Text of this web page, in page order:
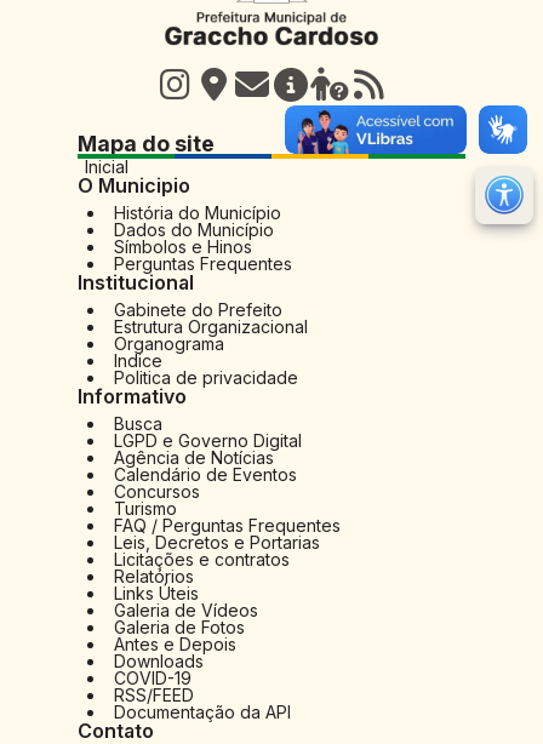
Ir
Mapa do site
Inicial
O Municipio
História do Município
Dados do Município
Símbolos e Hinos
Perguntas Frequentes
Institucional
Gabinete do Prefeito
Estrutura Organizacional
Organograma
Indice
Politica de privacidade
Informativo
Busca
LGPD e Governo Digital
Agência de Notícias
Calendário de Eventos
Concursos
Turismo
FAQ / Perguntas Frequentes
Leis, Decretos e Portarias
Licitações e contratos
Relatórios
Links Úteis
Galeria de Vídeos
Galeria de Fotos
Antes e Depois
Downloads
COVID-19
RSS/FEED
Documentação da API
Contato